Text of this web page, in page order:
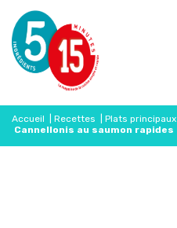
Accueil Recettes Plats principaux
Cannellonis au saumon rapides